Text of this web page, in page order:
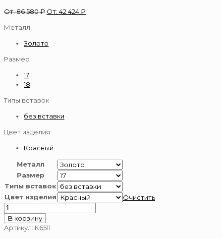
От:86 580₽ От: 42 424₽
Металл
Золото
Размер
17
18
Типы вставок
без вставки
Цвет изделия
Красный
Металл
Размер
Типы вставок
Цвет изделия
Очистить
Количество
товара
Кольцо
В корзину
Артикул: К6511